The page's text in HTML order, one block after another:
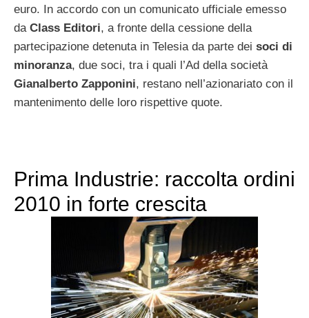
euro. In accordo con un comunicato ufficiale emesso
da Class Editori, a fronte della cessione della
partecipazione detenuta in Telesia da parte dei soci di
minoranza, due soci, tra i quali l’Ad della società
Gianalberto Zapponini, restano nell’azionariato con il
mantenimento delle loro rispettive quote.
Prima Industrie: raccolta ordini
2010 in forte crescita